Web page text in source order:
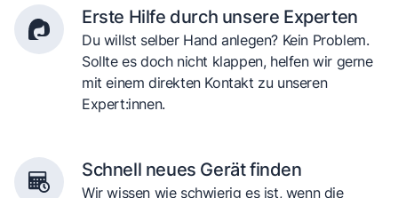
Erste Hilfe durch unsere Experten
Du willst selber Hand anlegen? Kein Problem.
Sollte es doch nicht klappen, helfen wir gerne
mit einem direkten Kontakt zu unseren
Expert:innen.
Schnell neues Gerät finden
Wir wissen wie schwierig es ist, wenn die